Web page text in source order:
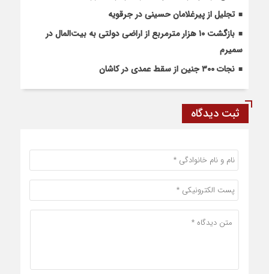
تجلیل از پیرغلامان حسینی در جرقویه
بازگشت ۱۰ هزار مترمربع از اراضی دولتی به بیت‌المال در
سمیرم
نجات ۳۰۰ جنین از سقط عمدی در کاشان
ثبت دیدگاه